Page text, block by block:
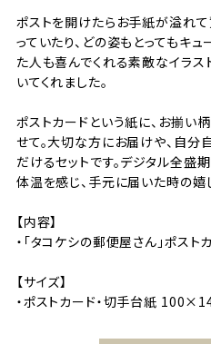
ポストを開けたらお手紙が溢れ
っていたり、どの姿もとってもキ
た人も喜んでくれる素敵なイラ
いてくれました。
ポストカードという紙に、お揃い
せて。大切な方にお届けや、自
だけるセットです。デジタル全盛
体温を感じ、手元に届いた時の嬉
【内容】
・「タコケシの郵便屋さん」ポスト
【サイズ】
・ポストカード・切手台紙